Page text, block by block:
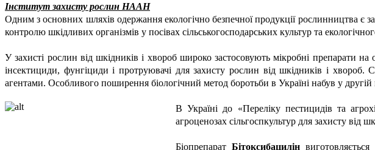
Інститут захисту рослин НААН
Одним з основних шляхів одержання екологічно безпечної продукції рослинництва є
контролю шкідливих організмів у посівах сільськогосподарських культур та
У захисті рослин від шкідників і хвороб широко застосовують мікробні препарати на
інсектициди, фунгіциди і протруювачі для захисту рослин від шкідників і хвороб.
агентами. Особливого поширення біологічний метод боротьби в Україні набув у другій
В Україні до «Переліку пестицидів та
агроценозах сільгоспкультур для захисту від
Біопрепарат Бітоксибацилінвиготовляється